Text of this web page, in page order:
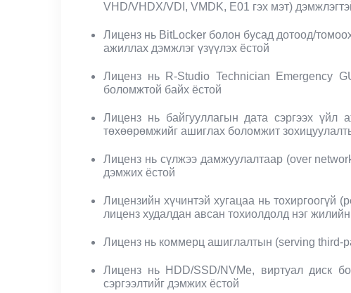
VHD/VHDX/VDI, VMDK, E01 гэх мэт)
Лиценз нь BitLocker болон бусад дотоод/
ажиллах дэмжлэг үзүүлэх ёстой
Лиценз нь R-Studio Technician Emergency
боломжтой байх ёстой
Лиценз нь байгууллагын дата сэргээх үйл
төхөөрөмжийг ашиглах боломжит
Лиценз нь сүлжээ дамжуулалтаар (over
дэмжих ёстой
Лицензийн хүчинтэй хугацаа нь тохиргоогүй
лиценз худалдан авсан тохиолдолд нэг
Лиценз нь коммерц ашиглалтын (serving third-
Лиценз нь HDD/SSD/NVMe, виртуал диск
сэргээлтийг дэмжих ёстой